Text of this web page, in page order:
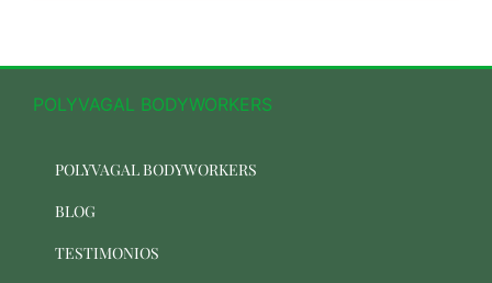
POLYVAGAL BODYWORKERS
POLYVAGAL BODYWORKERS
BLOG
TESTIMONIOS